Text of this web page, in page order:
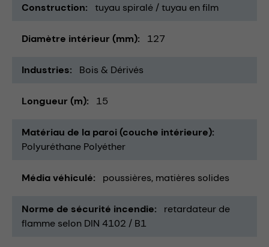
Construction tuyau spiralé / tuyau en film
Diamètre intérieur (mm) 127
Industries Bois & Dérivés
Longueur (m) 15
Matériau de la paroi (couche intérieure)
Polyuréthane Polyéther
Média véhiculé poussières matières solides
Norme de sécurité incendie
retardateur de
flamme selon DIN 4102 / B1